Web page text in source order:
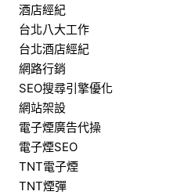
酒店經紀
台北八大工作
台北酒店經紀
網路行銷
SEO搜尋引擎優化
網站架設
電子煙廣告代操
電子煙SEO
TNT電子煙
TNT煙彈